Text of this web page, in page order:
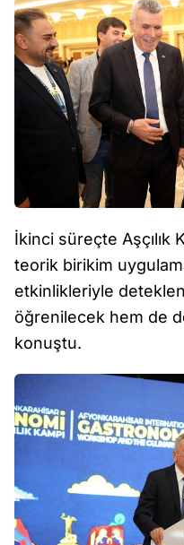
İkinci süreçte Aşçılık
teorik birikim
etkinlikleriyle
öğrenilecek hem de
konuştu.